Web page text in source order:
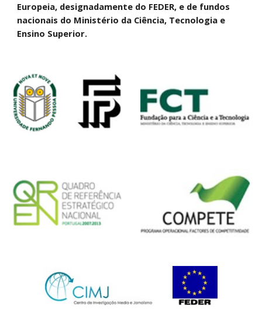
Europeia, designadamente do FEDER, e de fundos
nacionais do Ministério da Ciência, Tecnologia e
Ensino Superior.